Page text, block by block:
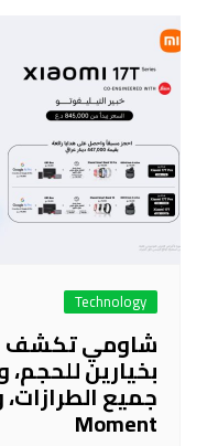
Technology
بخيارين
Moment